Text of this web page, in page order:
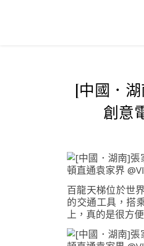
[中國．
創意
百龍天梯位於世
的交通工具，搭
上，真的是很方